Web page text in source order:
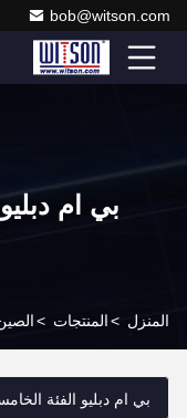
bob@witson.com
بي ام
المنزل >المنتجات >
بي ام دبليو الفئة